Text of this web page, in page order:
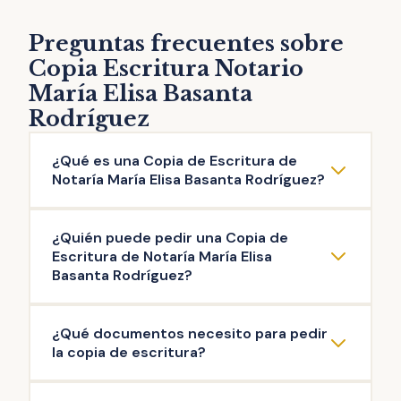
Preguntas frecuentes sobre
Copia Escritura Notario
María Elisa Basanta
Rodríguez
¿Qué es una Copia de Escritura de
Notaría María Elisa Basanta Rodríguez?
Basanta Rodríguez es una reproducción
literal del contenido de una escritura original
público firmado en esta Notaría: escritura de
compraventa, de hipoteca, testamento,
herencia, poder de representación,
¿Quién puede pedir una Copia de
Escritura de Notaría María Elisa
Basanta Rodríguez?
Notaría María Elisa Basanta Rodríguez las
personas que intervinieron en la misma, así
como aquellas que acrediten un interés
¿Qué documentos necesito para pedir
la copia de escritura?